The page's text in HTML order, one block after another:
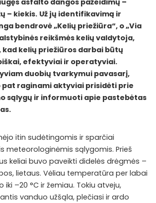
– kiekis. Už jų identifikavimą ir
bendrovė „Kelių priežiūra“, o „Via
reikšmės kelių valdytoja,
kelių priežiūros darbai būtų
efektyviai ir operatyviai.
duobių tvarkymui pavasarį,
raginami aktyviai prisidėti prie
sąlygų ir informuoti apie pastebėtas
itin sudėtingomis ir sparčiai
meteorologinėmis sąlygomis. Prieš
keliai buvo paveikti didelės drėgmės –
lietaus. Vėliau temperatūra per labai
iki –20 °C ir žemiau. Tokiu atveju,
vanduo užšąla, plečiasi ir ardo